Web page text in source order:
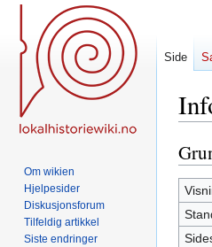
Hopp
til
Hopp
til
søk
Side
Om wikien
Hjelpesider
Diskusjonsforum
Tilfeldig artikkel
Siste endringer